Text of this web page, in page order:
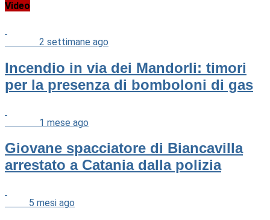
Video
2 settimane ago
Incendio in via dei Mandorli: timori
per la presenza di bomboloni di gas
1 mese ago
Giovane spacciatore di Biancavilla
arrestato a Catania dalla polizia
5 mesi ago